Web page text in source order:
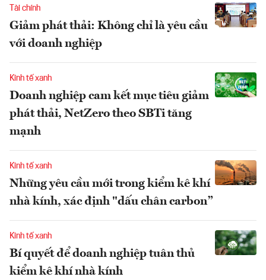
Tài chính
Giảm phát thải: Không chỉ là yêu cầu
với doanh nghiệp
Kinh tế xanh
Doanh nghiệp cam kết mục tiêu giảm
phát thải, NetZero theo SBTi tăng
mạnh
Kinh tế xanh
Những yêu cầu mới trong kiểm kê khí
nhà kính, xác định "dấu chân carbon”
Kinh tế xanh
Bí quyết để doanh nghiệp tuân thủ
kiểm kê khí nhà kính